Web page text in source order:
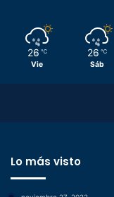
26 ℃
Vie
26 ℃
Sáb
Lo más visto